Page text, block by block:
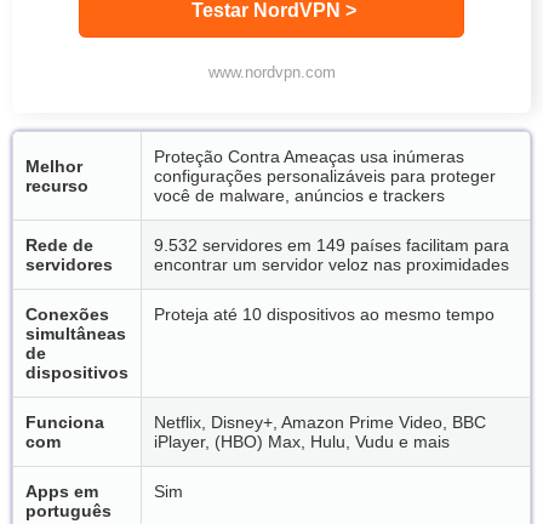
Testar NordVPN >
www.nordvpn.com
Melhor
recurso
Proteção Contra Ameaças usa inúmeras
configurações personalizáveis para proteger
você de malware, anúncios e trackers
Rede de
servidores
9.532 servidores em 149 países facilitam para
encontrar um servidor veloz nas proximidades
Conexões
simultâneas
de
dispositivos
Proteja até 10 dispositivos ao mesmo tempo
Funciona
com
Netflix, Disney+, Amazon Prime Video, BBC
iPlayer, (HBO) Max, Hulu, Vudu e mais
Apps em
português
Sim